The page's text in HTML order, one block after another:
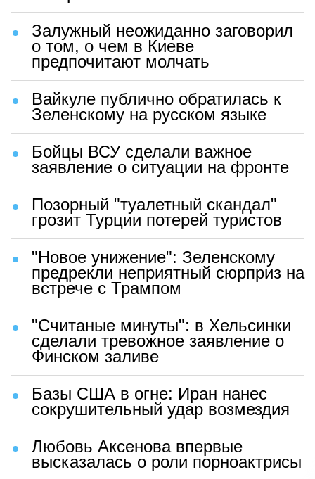
Залужный неожиданно заговорил
о том, о чем в Киеве
предпочитают молчать
Вайкуле публично обратилась к
Зеленскому на русском языке
Бойцы ВСУ сделали важное
заявление о ситуации на фронте
Позорный "туалетный скандал"
грозит Турции потерей туристов
"Новое унижение": Зеленскому
предрекли неприятный сюрприз на
встрече с Трампом
"Считаные минуты": в Хельсинки
сделали тревожное заявление о
Финском заливе
Базы США в огне: Иран нанес
сокрушительный удар возмездия
Любовь Аксенова впервые
высказалась о роли порноактрисы